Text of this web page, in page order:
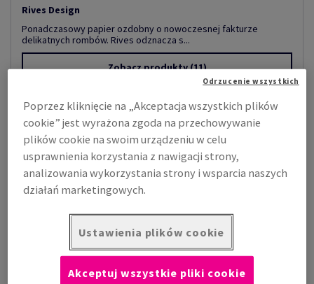
Rives Design
Ponadczasowy papier ozdobny o nowoczesnej fakturze
delikatnych rombów. Rives odznacza s...
Zobacz produkty(11)
Poprzez kliknięcie na „Akceptacja wszystkich plików
cookie” jest wyrażona zgoda na przechowywanie
plików cookie na swoim urządzeniu w celu
usprawnienia korzystania z nawigacji strony,
analizowania wykorzystania strony i wsparcia naszych
działań marketingowych.
Ustawienia plików cookie
Odrzucenie wszystkich
Akceptuj wszystkie pliki cookie